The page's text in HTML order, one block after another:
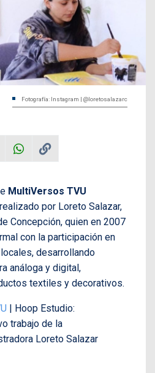
Fotografía: Instagram | @loretosalazarc
MultiVersos TVU
por Loreto Salazar,
Concepción, quien en 2007
con la participación en
desarrollando
análoga y digital,
textiles y decorativos.
| Hoop Estudio:
trabajo de la
Loreto Salazar